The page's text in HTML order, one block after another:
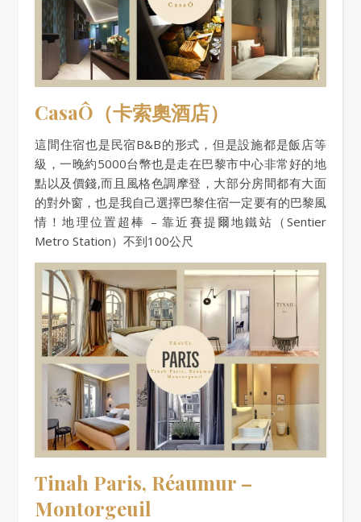
CasaÔ（卡索奧酒店）
這間住宿也是民宿B&B的形式，但是設施都是飯店等
級，一晚約5000台幣也是走在巴黎市中心非常好的地
點以及價錢,而且風格色調摩登，大部分房間都有大面
的對外窗，也是我自己選擇巴黎住宿一定要有的巴黎風
情！地理位置超棒 – 靠近賽提爾地鐵站（Sentier
Metro Station）不到100公尺
Tinah Paris, Réaumur –
Montorgeuil